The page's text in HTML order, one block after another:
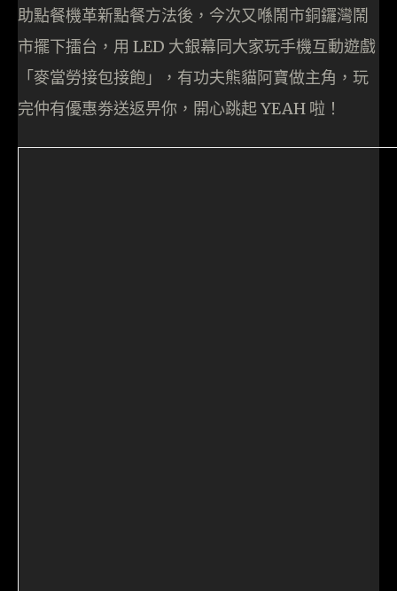
助點餐機革新點餐方法後，今次又喺鬧市銅鑼灣鬧
市擺下擂台，用 LED 大銀幕同大家玩手機互動遊戲
「麥當勞接包接飽」，有功夫熊貓阿寶做主角，玩
完仲有優惠劵送返畀你，開心跳起 YEAH 啦！